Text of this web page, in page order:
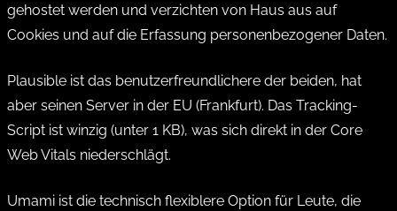
gehostet werden und verzichten von Haus aus auf
Cookies und auf die Erfassung personenbezogener Daten.
Plausible ist das benutzerfreundlichere der beiden, hat
aber seinen Server in der EU (Frankfurt). Das Tracking-
Script ist winzig (unter 1 KB), was sich direkt in der Core
Web Vitals niederschlägt.
Umami ist die technisch flexiblere Option für Leute, die